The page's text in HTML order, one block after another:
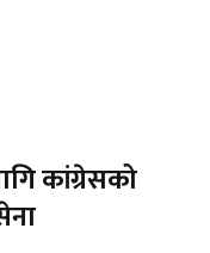
कांग्रेसको